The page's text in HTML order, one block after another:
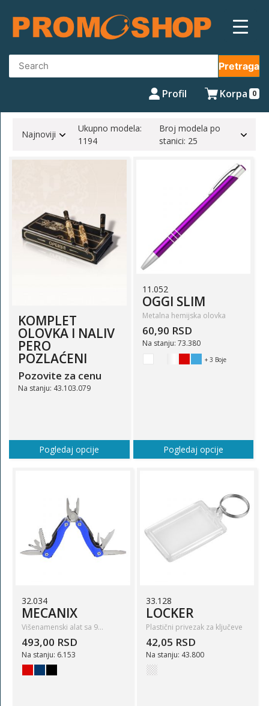
content
Pretraga
Profil Korpa 0
Najnoviji
Ukupno modela:
1194
Broj modela po
stanici: 25
KOMPLET
OLOVKA I NALIV
PERO
POZLAĆENI
Pozovite za cenu
Na stanju: 43.103.079
Pogledaj opcije
11.052
OGGI SLIM
Metalna hemijska olovka
60,90 RSD
Na stanju: 73.380
+ 3 Boje
Pogledaj opcije
32.034
MECANIX
Višenamenski alat sa 9…
493,00 RSD
Na stanju: 6.153
33.128
LOCKER
Plastični privezak za ključeve
42,05 RSD
Na stanju: 43.800